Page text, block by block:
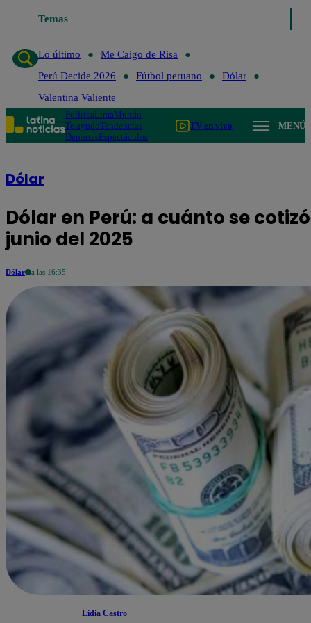
Temas
Lo último
Me Caigo de Risa
Perú Decide 2026
Fútbol peruano
Dólar
Valentina Valiente
PolíticaLimaMundo
Te ayudoTendencias
DeportesEspectáculos
TV en vivo MENÚ
Dólar
Dólar en Perú: a cuánto se
junio del 2025
Dólar a las 16:35
Lidia Castro